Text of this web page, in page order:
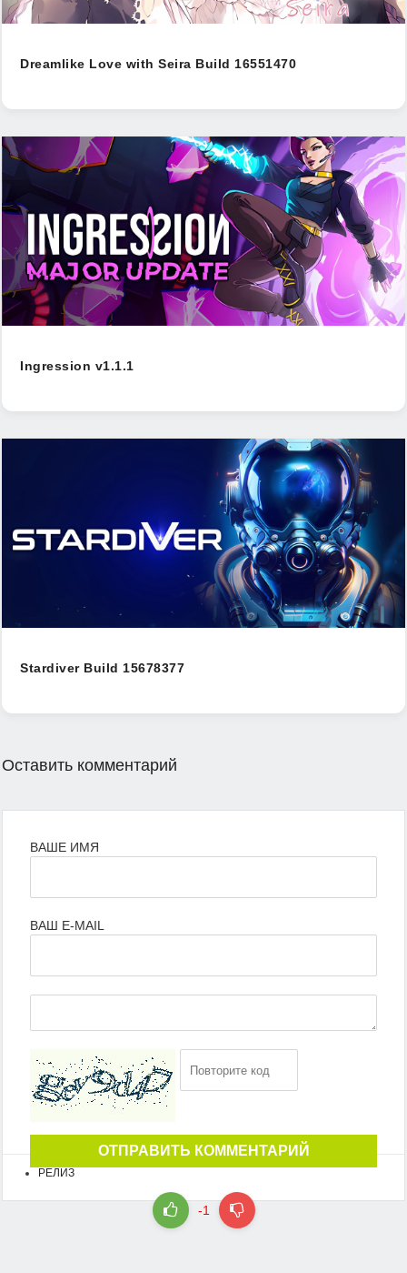
РЕЛИЗ
-1
Dreamlike Love with Seira Build 16551470
Ingression v1.1.1
Stardiver Build 15678377
Оставить комментарий
ВАШЕ ИМЯ
ВАШ E-MAIL
ОТПРАВИТЬ КОММЕНТАРИЙ